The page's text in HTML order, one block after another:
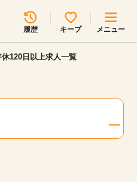
履歴 キープ メニュー
休120日以上求人一覧
ください
きます。